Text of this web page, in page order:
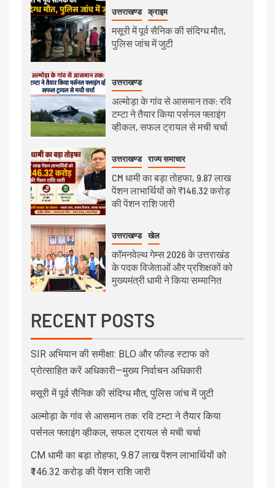
उत्तराखण्ड क्राइम
मसूरी में पूर्व सैनिक की संदिग्ध मौत,
पुलिस जांच में जुटी
उत्तराखण्ड
अल्मोड़ा के गांव से आसमान तक: रवि
टम्टा ने तैयार किया पर्सनल फ्लाइंग
व्हीकल, सफल ट्रायल से मची चर्चा
उत्तराखण्ड राज्य समाचार
CM धामी का बड़ा तोहफा, 9.87 लाख
पेंशन लाभार्थियों को ₹146.32 करोड़
की पेंशन राशि जारी
उत्तराखण्ड खेल
कॉमनवेल्थ गेम्स 2026 के उत्तराखंड
के पदक विजेताओं और प्रशिक्षकों को
मुख्यमंत्री धामी ने किया सम्मानित
RECENT POSTS
SIR अभियान की समीक्षा: BLO और फील्ड स्टाफ को
प्रोत्साहित करें अधिकारी—मुख्य निर्वाचन अधिकारी
मसूरी में पूर्व सैनिक की संदिग्ध मौत, पुलिस जांच में जुटी
अल्मोड़ा के गांव से आसमान तक: रवि टम्टा ने तैयार किया
पर्सनल फ्लाइंग व्हीकल, सफल ट्रायल से मची चर्चा
CM धामी का बड़ा तोहफा, 9.87 लाख पेंशन लाभार्थियों को
₹146.32 करोड़ की पेंशन राशि जारी